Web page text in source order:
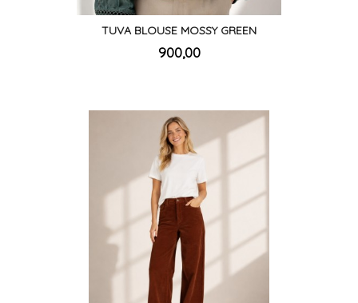
TUVA BLOUSE MOSSY GREEN
Pris
900,00mva.